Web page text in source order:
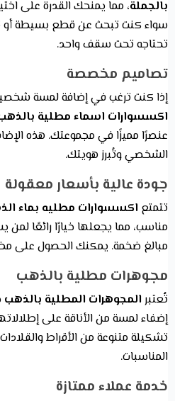
بالجملة، مما يمنحك القدرة على
سواء كنت تبحث عن قطع بسيطة
تحتاجه تحت سقف واحد.
تصاميم مخصصة
إذا كنت ترغب في إضافة لمسة
اكسسوارات اسماء مطلية
عنصرًا مميزًا في مجموعتك. هذه
الشخصي وتُبرز هويتك.
جودة عالية بأسعار معقولة
تتمتع اكسسوارات مطليه بماء
مناسب، مما يجعلها خيارًا رائعًا لمن
مبالغ ضخمة. يمكنك الحصول على
مجوهرات مطلية بالذهب
تُعتبر المجوهرات المطلية بالذهب
إضفاء لمسة من الأناقة على
تشكيلة متنوعة من الأقراط
المناسبات.
خدمة عملاء ممتازة